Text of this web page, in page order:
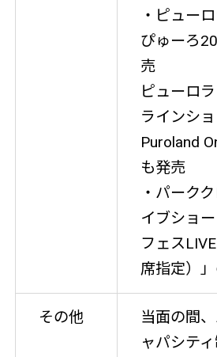
・ピュー
ぴゅーろ
売
ピューロ
ラインシ
Puroland
も発売
・パーク
イブショ
フェス
席指定）
その他
当面の間
ャパシテ